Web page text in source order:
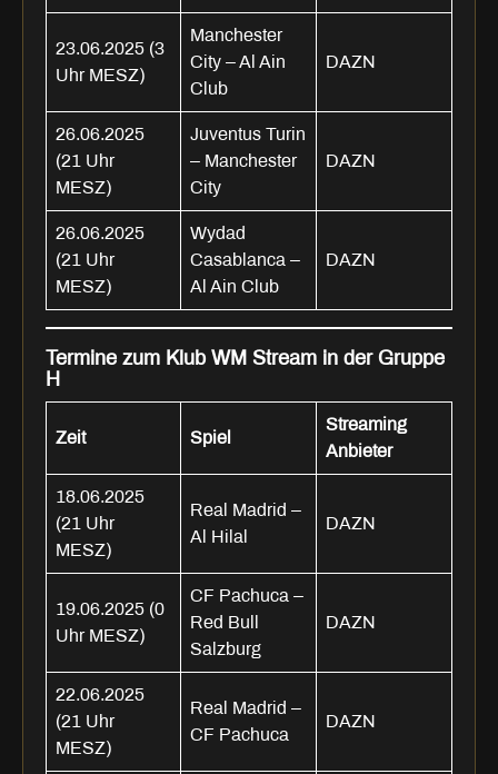
23.06.2025 (3
Uhr MESZ)
Manchester
City – Al Ain
Club
DAZN
26.06.2025
(21 Uhr
MESZ)
Juventus Turin
– Manchester
City
DAZN
26.06.2025
(21 Uhr
MESZ)
Wydad
Casablanca –
Al Ain Club
DAZN
Termine zum Klub WM Stream in der Gruppe
H
Zeit Spiel
Streaming
Anbieter
18.06.2025
(21 Uhr
MESZ)
Real Madrid –
Al Hilal
DAZN
19.06.2025 (0
Uhr MESZ)
CF Pachuca –
Red Bull
Salzburg
DAZN
22.06.2025
(21 Uhr
MESZ)
Real Madrid –
CF Pachuca
DAZN